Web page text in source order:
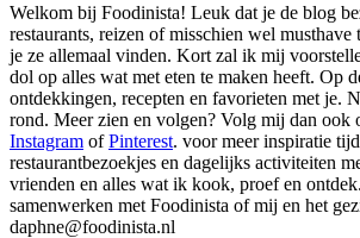
Welkom bij Foodinista! Leuk dat je de blog
restaurants, reizen of misschien wel
je ze allemaal vinden. Kort zal ik mij
dol op alles wat met eten te maken heeft. Op
ontdekkingen, recepten en favorieten met je.
rond. Meer zien en volgen? Volg mij dan ook
Instagram ofPinterest. voor meer inspiratie
restaurantbezoekjes en dagelijks activiteiten
vrienden en alles wat ik kook, proef en
samenwerken met Foodinista of mij en het
daphne@foodinista.nl